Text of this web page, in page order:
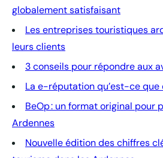
globalement satisfaisant
Les entreprises touristiques
leurs clients
3 conseils pour répondre aux
La e-réputation qu’est-ce que
BeOp : un format original pour
Ardennes
Nouvelle édition des chiffres